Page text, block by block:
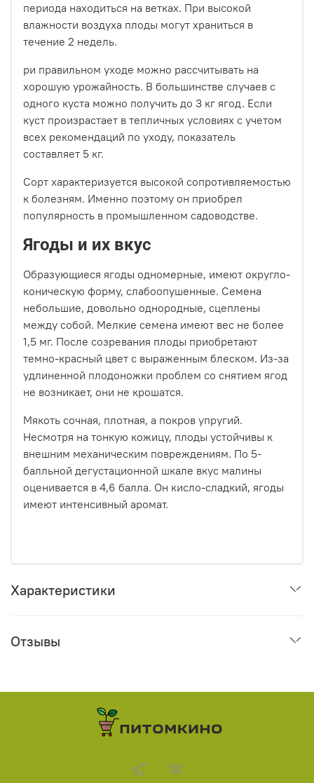
периода находиться на ветках. При высокой
влажности воздуха плоды могут храниться в
течение 2 недель.
ри правильном уходе можно рассчитывать на
хорошую урожайность. В большинстве случаев с
одного куста можно получить до 3 кг ягод. Если
куст произрастает в тепличных условиях с учетом
всех рекомендаций по уходу, показатель
составляет 5 кг.
Сорт характеризуется высокой сопротивляемостью
к болезням. Именно поэтому он приобрел
популярность в промышленном садоводстве.
Ягоды и их вкус
Образующиеся ягоды одномерные, имеют округло-
коническую форму, слабоопушенные. Семена
небольшие, довольно однородные, сцеплены
между собой. Мелкие семена имеют вес не более
1,5 мг. После созревания плоды приобретают
темно-красный цвет с выраженным блеском. Из-за
удлиненной плодоножки проблем со снятием ягод
не возникает, они не крошатся.
Мякоть сочная, плотная, а покров упругий.
Несмотря на тонкую кожицу, плоды устойчивы к
внешним механическим повреждениям. По 5-
балльной дегустационной шкале вкус малины
оценивается в 4,6 балла. Он кисло-сладкий, ягоды
имеют интенсивный аромат.
Характеристики
Отзывы